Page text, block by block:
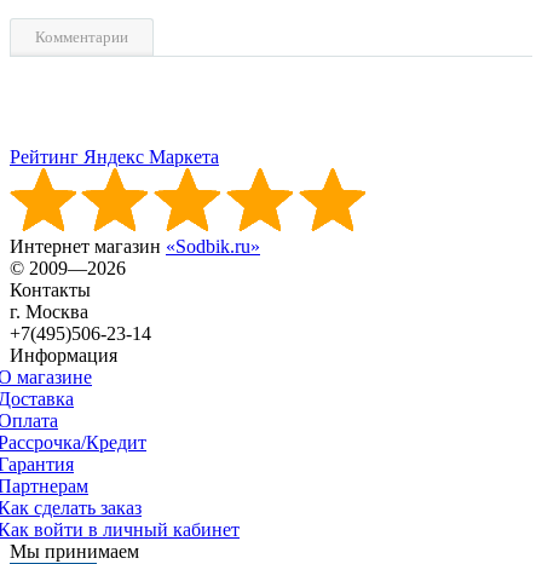
Комментарии
Рейтинг Яндекс Маркета
Интернет магазин «Sodbik.ru»
© 2009—2026
Контакты
г. Москва
+7(495)506-23-14
Информация
магазине
Кредит
сделать заказ
войти в личный кабинет
Мы принимаем